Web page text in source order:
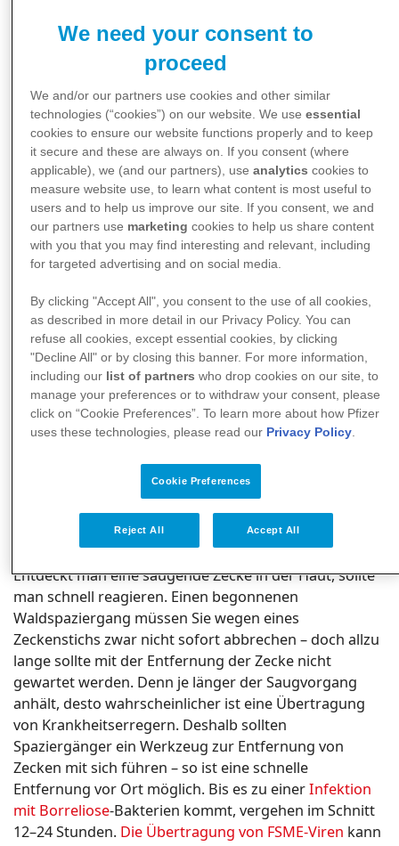
Zecke ebenso nicht mit einem kräftigen Ruck
entfernen – vielmehr können sowohl vorsichtiges Hin-
und Herdrehen, das Ziehen als auch Rüttelbewegung
das Herausziehen der Zecke erleichtern. Die goldene
Regel bei der Technik lautet: die Zeckehautnah,
langsam und kontrolliertentfernen.
Zecken entfernen? Es gibt mehrere Möglichkeiten, unter
anderem mit einer Pinzette.
Zecken am besten so
schnell wie möglich
entfernen
Entdeckt man eine saugende Zecke in der Haut, sollte
man schnell reagieren. Einen begonnenen
Waldspaziergang müssen Sie wegen eines
Zeckenstichs zwar nicht sofort abbrechen – doch allzu
lange sollte mit der Entfernung der Zecke nicht
gewartet werden. Denn je länger der Saugvorgang
anhält, desto wahrscheinlicher ist eine Übertragung
von Krankheitserregern. Deshalb sollten
Spaziergänger ein Werkzeug zur Entfernung von
Zecken mit sich führen – so ist eine schnelle
Entfernung vor Ort möglich. Bis es zu einerInfektion
mit Borreliose-Bakterien kommt, vergehen im Schnitt
12–24 Stunden. Die Übertragung von FSME-Viren kann
We need your consent to
proceed
We and/or our partners use cookies and other similar
technologies (“cookies”) on our website. We use essential
cookies to ensure our website functions properly and to keep
it secure and these are always on. If you consent (where
applicable), we (and our partners), use analytics cookies to
measure website use, to learn what content is most useful to
users and to help us improve our site. If you consent, we and
our partners use marketing cookies to help us share content
with you that you may find interesting and relevant, including
for targeted advertising and on social media.
By clicking "Accept All", you consent to the use of all cookies,
as described in more detail in our Privacy Policy. You can
refuse all cookies, except essential cookies, by clicking
"Decline All" or by closing this banner. For more information,
including our list of partners who drop cookies on our site, to
manage your preferences or to withdraw your consent, please
click on “Cookie Preferences”. To learn more about how Pfizer
uses these technologies, please read our Privacy Policy.
Cookie Preferences
Reject All Accept All